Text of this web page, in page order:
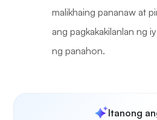
malikhaing pananaw at
ang pagkakakilanlan ng
ng panahon.
Itanong